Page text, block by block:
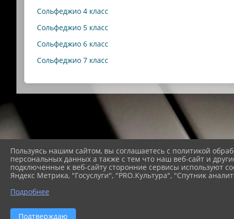
Сольфеджио 4 класс
Сольфеджио 5 класс
Сольфеджио 6 класс
Сольфеджио 7 класс
2026 г. modestschool1.ru
Пользуясь нашим сайтом, вы соглашаетесь с политикой
персональных данных а также с тем что наш веб-сайт и
подключенные к веб-сайту сторонние сервисы используют
Яндекс Метрика, "Госуслуги", "PRO.Культура", "Спутник
Подробнее
Подтверждаю